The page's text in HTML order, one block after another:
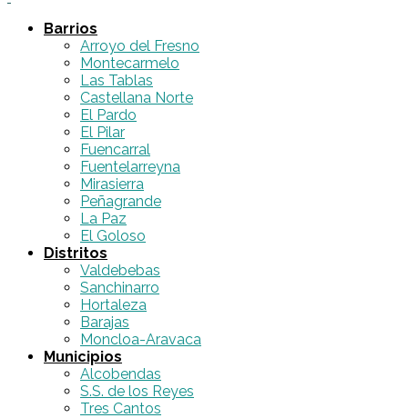
Barrios
Arroyo del Fresno
Montecarmelo
Las Tablas
Castellana Norte
El Pardo
El Pilar
Fuencarral
Fuentelarreyna
Mirasierra
Peñagrande
La Paz
El Goloso
Distritos
Valdebebas
Sanchinarro
Hortaleza
Barajas
Moncloa-Aravaca
Municipios
Alcobendas
S.S. de los Reyes
Tres Cantos